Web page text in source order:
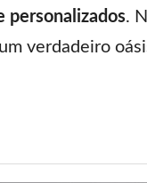
personalizados.
verdadeiro